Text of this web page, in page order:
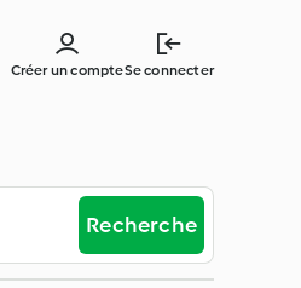
Créer un compteSe connecter
Recherche